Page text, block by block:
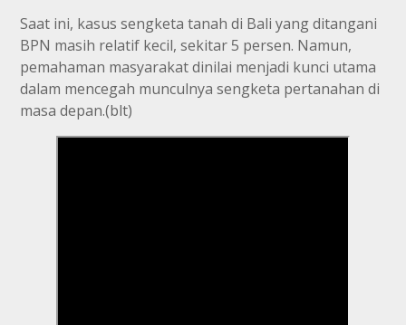
Saat ini, kasus sengketa tanah di Bali yang ditangani
BPN masih relatif kecil, sekitar 5 persen. Namun,
pemahaman masyarakat dinilai menjadi kunci utama
dalam mencegah munculnya sengketa pertanahan di
masa depan.(blt)